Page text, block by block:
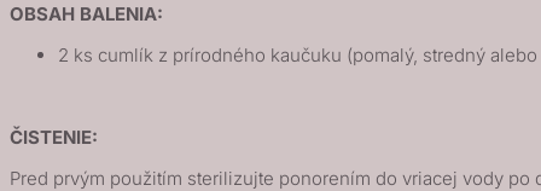
OBSAH BALENIA:
2 ks cumlík z prírodného kaučuku (pomalý, stredný
ČISTENIE:
Pred prvým použitím sterilizujte ponorením do vriacej vody